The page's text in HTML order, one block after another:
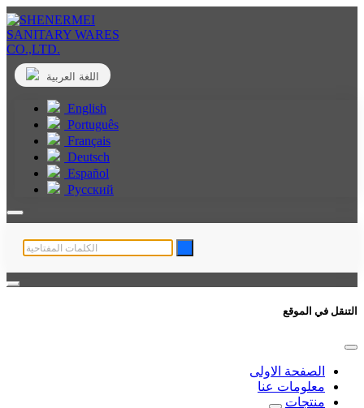
اللغة العربية
English
Português
Français
Deutsch
Español
Русский
التنقل في الموقع
الصفحة الاولى
معلومات عنا
منتجات